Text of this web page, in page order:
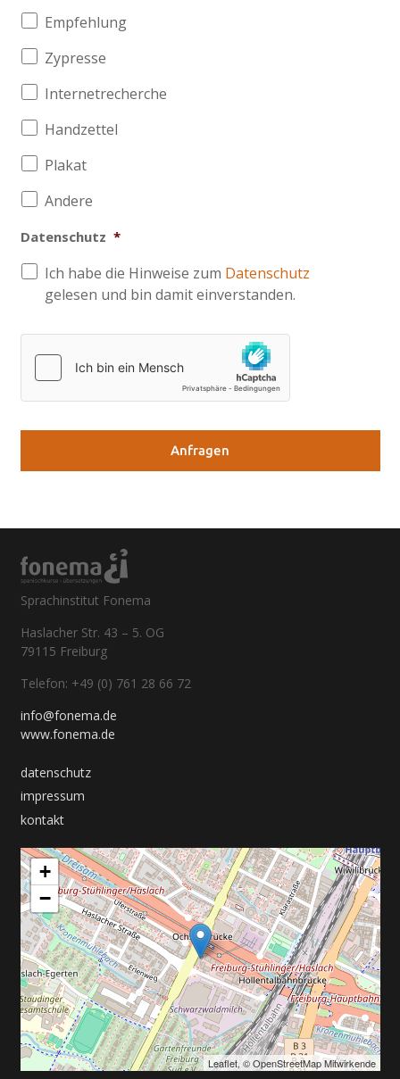
Empfehlung
Zypresse
Internetrecherche
Handzettel
Plakat
Andere
Datenschutz *
Ich habe die Hinweise zum Datenschutz
gelesen und bin damit einverstanden.
Sprachinstitut Fonema
Haslacher Str. 43 – 5. OG
79115 Freiburg
Telefon: +49 (0) 761 28 66 72
info@fonema.de
www.fonema.de
datenschutz
impressum
kontakt
+
−
Leaflet, ©OpenStreetMapMitwirkende